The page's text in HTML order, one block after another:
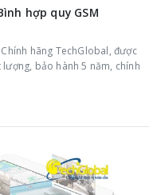
hợp quy GSM
hãng TechGlobal, được
bảo hành 5 năm, chính